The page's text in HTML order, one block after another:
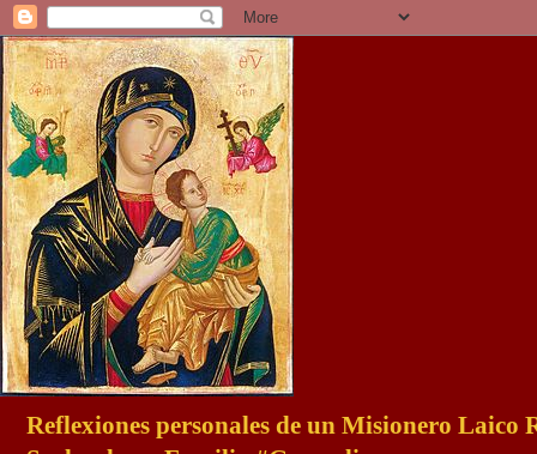
Reflexiones personales de un Misionero Laico